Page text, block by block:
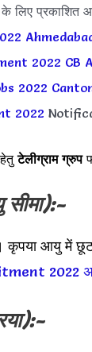
लिए प्रकाशित
2022 CB
2022
2022
टेलीग्राम ग्रुप
कृपया आयु में
2022